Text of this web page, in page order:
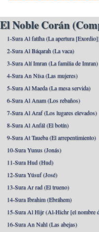
El Noble Corán
1-Sura Al fatíha (La apertura
2-Sura Al Báqarah (La vaca)
3-Sura Alí Imran (La familia de Imran)
4-Sura An Nísa (Las mujeres)
5-Sura Al Maeda (La mesa servida)
6-Sura Al Anam (Los rebaños)
7-Sura Al Araf (Los lugares elevados)
8-Sura Al Anfál (El botín)
9-Sura At Taueba (El arrepentimiento)
10-Sura Yunus (Jonás)
11-Sura Hud (Hud)
12-Sura Yúsuf (José)
13-Sura Ar rad (El trueno)
14-Sura Ibrahim (Ebráhem)
15-Sura Al Hijr (Al-Hichr [el nombre
16-Sura An Nahl (Las abejas)